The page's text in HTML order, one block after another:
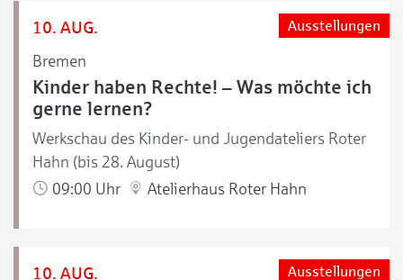
10. AUG.
Bremen
Ausstellungen
Kinder haben Rechte! – Was möchte ich
gerne lernen?
Werkschau des Kinder- und Jugendateliers Roter
Hahn (bis 28. August)
09:00 Uhr
Atelierhaus Roter Hahn
10. AUG. Ausstellungen